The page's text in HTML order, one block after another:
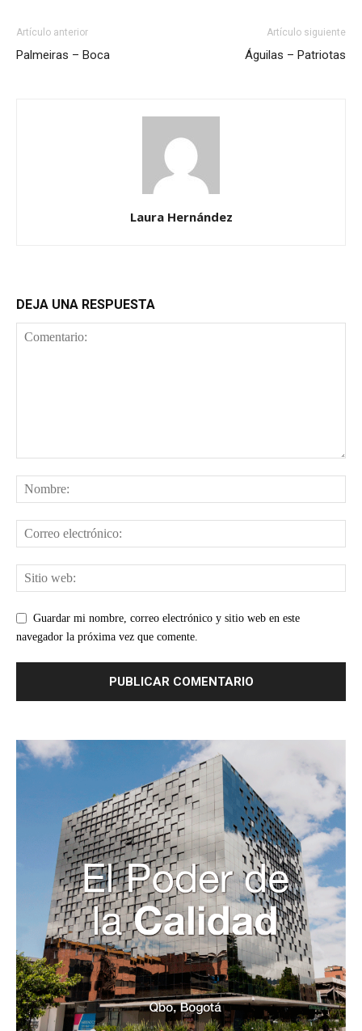
Artículo anterior
Palmeiras – Boca
Artículo siguiente
Águilas – Patriotas
Laura Hernández
DEJA UNA RESPUESTA
Guardar mi nombre, correo electrónico y sitio web en este
navegador la próxima vez que comente.